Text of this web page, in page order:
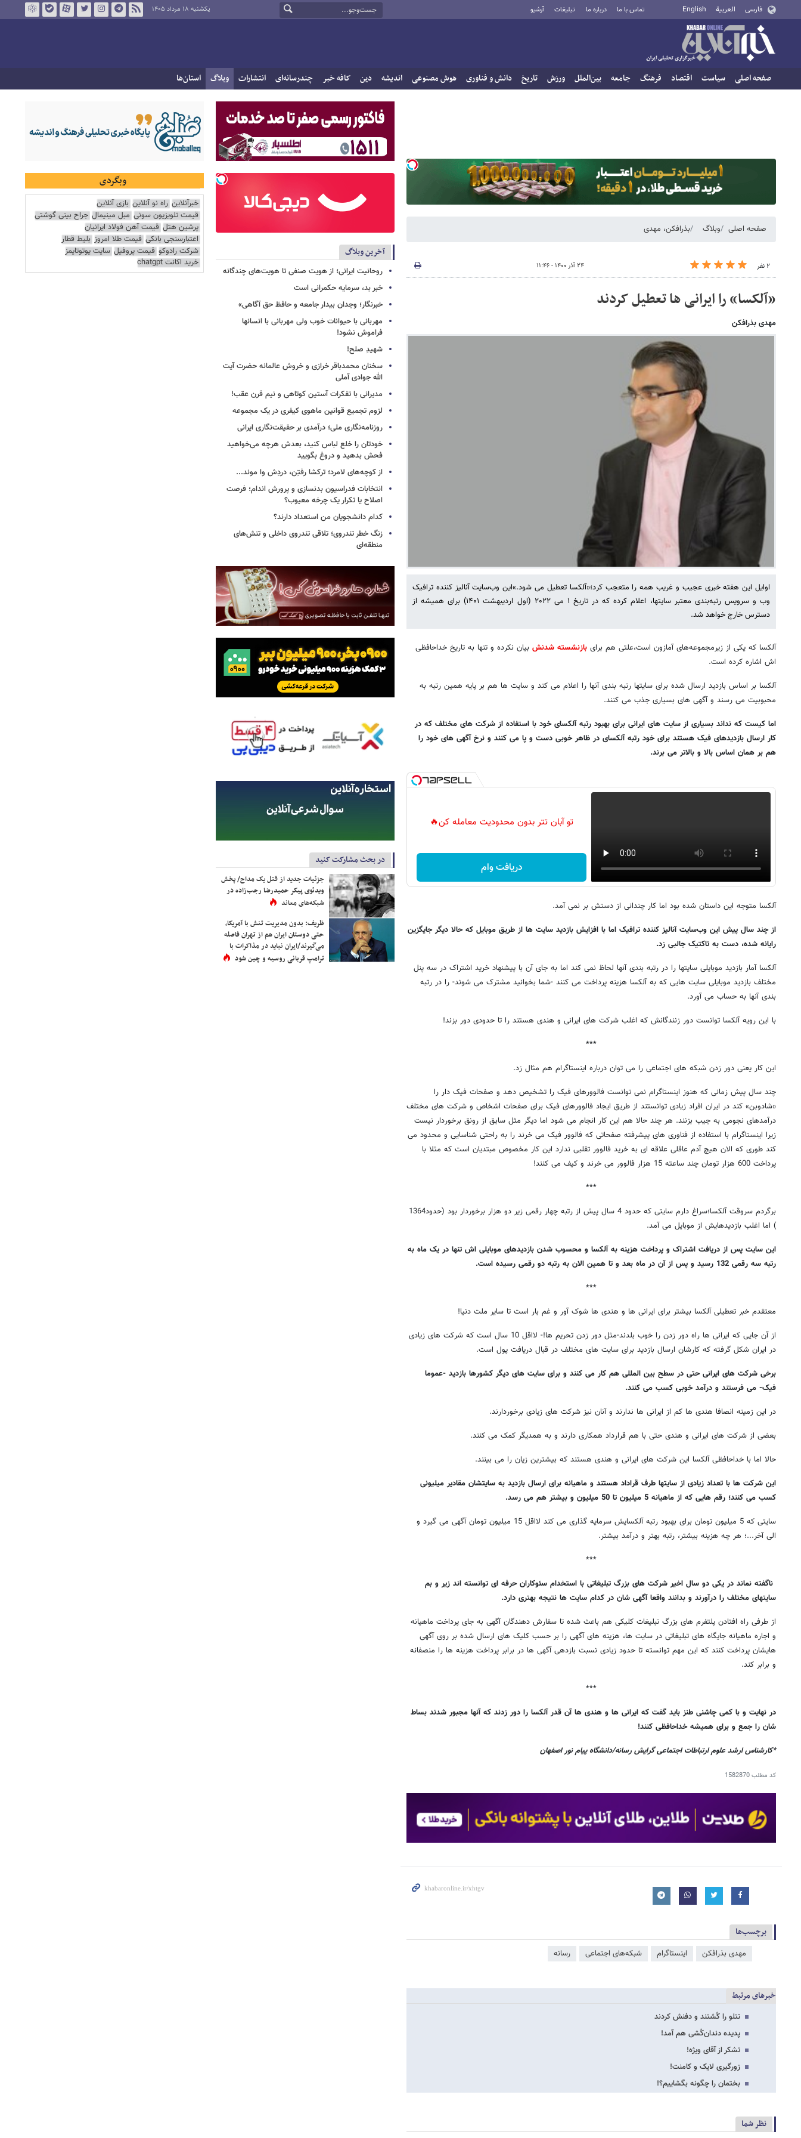
فارسی العربية English تماس با ما درباره ما تبلیغات آرشیو یکشنبه ۱۸ مرداد ۱۴۰۵
صفحه اصلی سیاست اقتصاد فرهنگ جامعه بین‌الملل ورزش تاریخ دانش و فناوری هوش مصنوعی اندیشه دین کافه خبر چندرسانه‌ای انتشارات وبلاگ استان‌ها
صفحه اصلی وبلاگ بذرافکن، مهدی
۲ نفر ۲۴ آذر ۱۴۰۰ - ۱۱:۴۶
«آلکسا» را ایرانی ها تعطیل کردند
مهدی بذرافکن
اوایل این هفته خبری عجیب و غریب همه را متعجب کرد؛«آلکسا تعطیل می شود.»این وب‌سایت آنالیز کننده ترافیک
وب و سرویس رتبه‌بندی معتبر سایتها، اعلام کرده که در تاریخ ۱ می ۲۰۲۲ (اول اردیبهشت ۱۴۰۱) برای همیشه از
دسترس خارج خواهد شد.
آلکسا که یکی از زیرمجموعه‌های آمازون است،علتی هم برای بازنشسته شدنش بیان نکرده و تنها به تاریخ خداحافظی
اش اشاره کرده است.
آلکسا بر اساس بازدید ارسال شده برای سایتها رتبه بندی آنها را اعلام می کند و سایت ها هم بر پایه همین رتبه به
محبوبیت می رسند و آگهی های بسیاری جذب می کنند.
اما کیست که نداند بسیاری از سایت های ایرانی برای بهبود رتبه آلکسای خود با استفاده از شرکت های مختلف که در
کار ارسال بازدیدهای فیک هستند برای خود رتبه آلکسای در ظاهر خوبی دست و پا می کنند و نرخ آگهی های خود را
هم بر همان اساس بالا و بالاتر می برند.
تو آبان تتر بدون محدودیت معامله کن🔥
دریافت وام
آلکسا متوجه این داستان شده بود اما کار چندانی از دستش بر نمی آمد.
از چند سال پیش این وب‌سایت آنالیز کننده ترافیک اما با افزایش بازدید سایت ها از طریق موبایل که حالا دیگر جایگزین
رایانه شده، دست به تاکتیک جالبی زد.
آلکسا آمار بازدید موبایلی سایتها را در رتبه بندی آنها لحاظ نمی کند اما به جای آن با پیشنهاد خرید اشتراک در سه پنل
مختلف بازدید موبایلی سایت هایی که به آلکسا هزینه پرداخت می کنند -شما بخوانید مشترک می شوند- را در رتبه
بندی آنها به حساب می آورد.
با این رویه آلکسا توانست دور زنندگانش که اغلب شرکت های ایرانی و هندی هستند را تا حدودی دور بزند!
***
این کار یعنی دور زدن شبکه های اجتماعی را می توان درباره اینستاگرام هم مثال زد.
چند سال پیش زمانی که هنوز اینستاگرام نمی توانست فالوورهای فیک را تشخیص دهد و صفحات فیک دار را
«شادوبن» کند در ایران افراد زیادی توانستند از طریق ایجاد فالوورهای فیک برای صفحات اشخاص و شرکت های مختلف
درآمدهای نجومی به جیب بزنند. هر چند حالا هم این کار انجام می شود اما دیگر مثل سابق از رونق برخوردار نیست
زیرا اینستاگرام با استفاده از فناوری های پیشرفته صفحاتی که فالوور فیک می خرند را به راحتی شناسایی و محدود می
کند طوری که الان هیچ آدم عاقلی علاقه ای به خرید فالوور تقلبی ندارد این کار مخصوص مبتدیان است که مثلا با
پرداخت 600 هزار تومان چند ساعته 15 هزار فالوور می خرند و کیف می کنند!
***
برگردم سروقت آلکسا؛سراغ دارم سایتی که حدود 4 سال پیش از رتبه چهار رقمی زیر دو هزار برخوردار بود (حدود1364
) اما اغلب بازدیدهایش از موبایل می آمد.
این سایت پس از دریافت اشتراک و پرداخت هزینه به آلکسا و محسوب شدن بازدیدهای موبایلی اش تنها در یک ماه به
رتبه سه رقمی 132 رسید و پس از آن در ماه بعد و تا همین الان به رتبه دو رقمی رسیده است.
***
معتقدم خبر تعطیلی آلکسا بیشتر برای ایرانی ها و هندی ها شوک آور و غم بار است تا سایر ملت دنیا!
از آن جایی که ایرانی ها راه دور زدن را خوب بلدند-مثل دور زدن تحریم ها!- لااقل 10 سال است که شرکت های زیادی
در ایران شکل گرفته که کارشان ارسال بازدید برای سایت های مختلف در قبال دریافت پول است.
برخی شرکت های ایرانی حتی در سطح بین المللی هم کار می کنند و برای سایت های دیگر کشورها بازدید -عموما
فیک- می فرستند و درآمد خوبی کسب می کنند.
در این زمینه انصافا هندی ها کم از ایرانی ها ندارند و آنان نیز شرکت های زیادی برخوردارند.
بعضی از شرکت های ایرانی و هندی حتی با هم قرارداد همکاری دارند و به همدیگر کمک می کنند.
حالا اما با خداحافظی آلکسا این شرکت های ایرانی و هندی هستند که بیشترین زیان را می بینند.
این شرکت ها با تعداد زیادی از سایتها طرف قراداد هستند و ماهیانه برای ارسال بازدید به سایتشان مقادیر میلیونی
کسب می کنند؛ رقم هایی که از ماهیانه 5 میلیون تا 50 میلیون و بیشتر هم می رسد.
سایتی که 5 میلیون تومان برای بهبود رتبه آلکسایش سرمایه گذاری می کند لااقل 15 میلیون تومان آگهی می گیرد و
الی آخر...؛ هر چه هزینه بیشتر، رتبه بهتر و درآمد بیشتر.
***
ناگفته نماند در یکی دو سال اخیر شرکت های بزرگ تبلیغاتی با استخدام سئوکاران حرفه ای توانسته اند زیر و بم
سایتهای مختلف را درآورند و بدانند واقعا آگهی شان در کدام سایت ها نتیجه بهتری دارد.
از طرفی راه افتادن پلتفرم های بزرگ تبلیغات کلیکی هم باعث شده تا سفارش دهندگان آگهی به جای پرداخت ماهیانه
و اجاره ماهیانه جایگاه های تبلیغاتی در سایت ها، هزینه های آگهی را بر حسب کلیک های ارسال شده بر روی آگهی
هایشان پرداخت کنند که این مهم توانسته تا حدود زیادی نسبت بازدهی آگهی ها در برابر پرداخت هزینه ها را منصفانه
و برابر کند.
***
در نهایت و با کمی چاشنی طنز باید گفت که ایرانی ها و هندی ها آن قدر آلکسا را دور زدند که آنها مجبور شدند بساط
شان را جمع و برای همیشه خداحافظی کنند!
*کارشناس ارشد علوم ارتباطات اجتماعی گرایش رسانه/دانشگاه پیام نور اصفهان
کد مطلب1582870
برچسب‌ها
مهدی بذرافکن اینستاگرام شبکه‌‌های اجتماعی رسانه
خبرهای مرتبط
تتلو را کُشتند و دفنش کردند
پدیده دندان‌کُشی هم آمد!
تشکر از آقای ویژه!
زورگیری لایک و کامنت!
بختمان را چگونه بگشاییم؟!
نظر شما
آخرین وبلاگ
روحانیت ایرانی؛ از هویت صنفی تا هویت‌های چندگانه
خبر بد، سرمایه حکمرانی است
خبرنگار؛ وجدان بیدار جامعه و حافظ حق آگاهی»
مهربانی با حیوانات خوب ولی مهربانی با انسانها
فراموش نشود!
شهیدِ صلح!
سخنان محمدباقر خرازی و خروش عالمانه حضرت آیت
الله جوادی آملی
مدیرانی با تفکرات آستین کوتاهی و نیم قرن عقب!
لزوم تجمیع قوانین ماهوی کیفری در یک مجموعه
روزنامه‌نگاری ملی؛ درآمدی بر حقیقت‌نگاری ایرانی
خودتان را خلع لباس کنید، بعدش هرچه می‌خواهید
فحش بدهید و دروغ بگویید
از کوچه‌های لامرد؛ ترکشا رفتِن، دردِش وا موند...
انتخابات فدراسیون بدنسازی و پرورش اندام؛ فرصت
اصلاح یا تکرار یک چرخه معیوب؟
کدام دانشجویان من استعداد دارند؟
زنگ خطر تندروی؛ تلاقی تندروی داخلی و تنش‌های
منطقه‌ای
در بحث مشارکت کنید
جزئیات جدید از قتل یک مداح/ پخش
ویدئوی پیکر حمیدرضا رجب‌زاده در
شبکه‌های معاند
ظریف: بدون مدیریت تنش با آمریکا،
حتی دوستان ایران هم از تهران فاصله
می‌گیرند/ایران نباید در مذاکرات با
ترامپ قربانی روسیه و چین شود
وبگردی
خبرآنلاین راه نو آنلاین بازی آنلاین
قیمت تلویزیون سونی مبل مینیمال جراح بینی گوشتی
پرشین هتل قیمت آهن فولاد ایرانیان
اعتبارسنجی بانکی قیمت طلا امروز بلیط قطار
شرکت رادوکو قیمت پروفیل سایت یوتوتایمز
خرید اکانت chatgpt